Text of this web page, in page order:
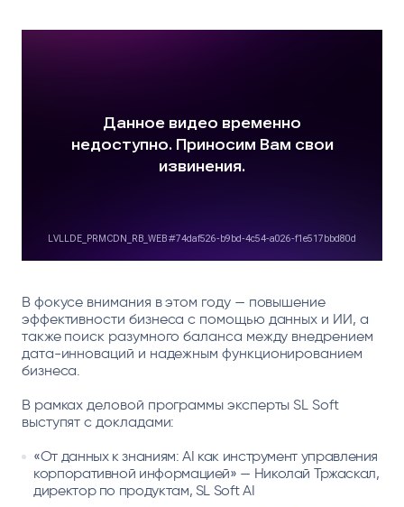
В фокусе внимания в этом году — повышение
эффективности бизнеса с помощью данных и ИИ, а
также поиск разумного баланса между внедрением
дата-инноваций и надежным функционированием
бизнеса.
В рамках деловой программы эксперты SL Soft
выступят с докладами:
«От данных к знаниям: AI как инструмент управления
корпоративной информацией» — Николай Тржаскал,
директор по продуктам, SL Soft AI